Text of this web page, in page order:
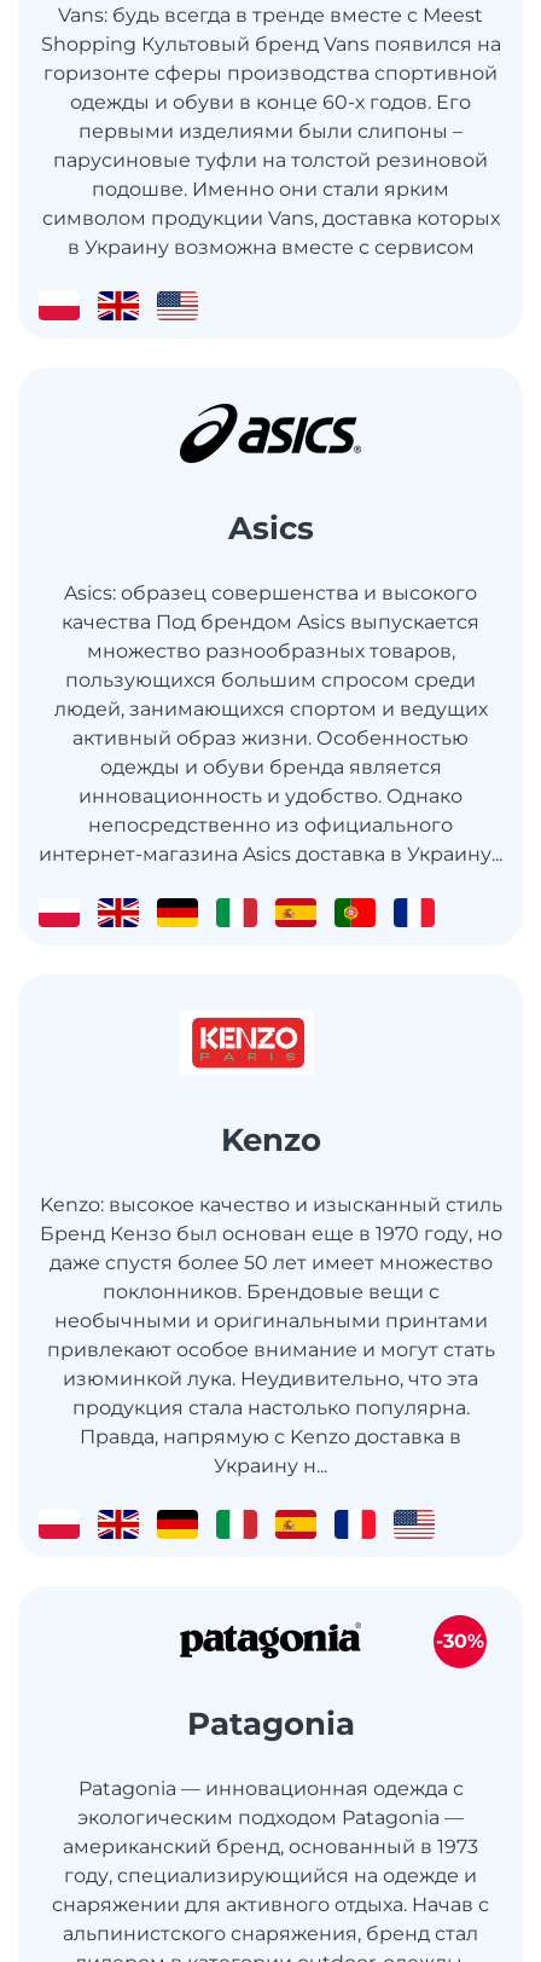
Vans: будь всегда в тренде вместе с Meest
Shopping Культовый бренд Vans появился на
горизонте сферы производства спортивной
одежды и обуви в конце 60-х годов. Его
первыми изделиями были слипоны –
парусиновые туфли на толстой резиновой
подошве. Именно они стали ярким
символом продукции Vans, доставка которых
в Украину возможна вместе с сервисом
Asics
Asics: образец совершенства и высокого
качества Под брендом Asics выпускается
множество разнообразных товаров,
пользующихся большим спросом среди
людей, занимающихся спортом и ведущих
активный образ жизни. Особенностью
одежды и обуви бренда является
инновационность и удобство. Однако
непосредственно из официального
интернет-магазина Asics доставка в Украину...
Kenzo
Kenzo: высокое качество и изысканный стиль
Бренд Кензо был основан еще в 1970 году, но
даже спустя более 50 лет имеет множество
поклонников. Брендовые вещи с
необычными и оригинальными принтами
привлекают особое внимание и могут стать
изюминкой лука. Неудивительно, что эта
продукция стала настолько популярна.
Правда, напрямую с Kenzo доставка в
Украину н...
Patagonia
Patagonia — инновационная одежда с
экологическим подходом Patagonia —
американский бренд, основанный в 1973
году, специализирующийся на одежде и
снаряжении для активного отдыха. Начав с
альпинистского снаряжения, бренд стал
-30%